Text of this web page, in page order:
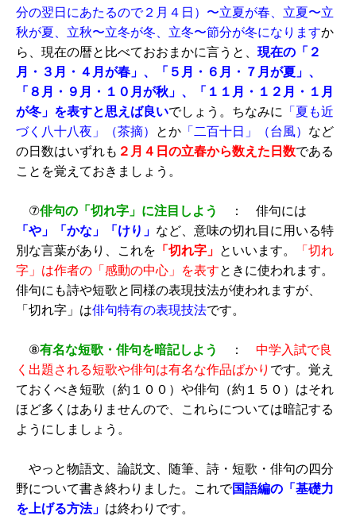
分の翌日にあたるので２月４日）〜立夏が春、立夏〜立
秋が夏、立秋〜立冬が冬、立冬〜節分が冬になりますか
ら、現在の暦と比べておおまかに言うと、 現在の「２
月・３月・４月が春」、「５月・６月・７月が夏」、
「８月・９月・１０月が秋」、「１１月・１２月・１月
が冬」を表すと思えば良いでしょう。ちなみに
「夏も近
づく八十八夜」（茶摘）
とか 「二百十日」（台風） など
の日数はいずれも ２月４日の立春から数えた日数である
ことを覚えておきましょう。
⑦俳句の「切れ字」に注目しよう
： 俳句には
「や」「かな」「けり」 など、意味の切れ目に用いる特
別な言葉があり、これを 「切れ字」 といいます。
「切れ
字」は作者の「感動の中心」を表すときに使われます。
俳句にも詩や短歌と同様の表現技法が使われますが、
「切れ字」は俳句特有の表現技法です。
⑧有名な短歌・俳句を暗記しよう ： 中学入試で良
く出題される短歌や俳句は有名な作品ばかり です。覚え
ておくべき短歌（約１００）や俳句（約１５０）はそれ
ほど多くはありませんので、これらについては暗記する
ようにしましょう。
やっと物語文、論説文、随筆、詩・短歌・俳句の四分
野について書き終わりました。これで国語編の「基礎力
を上げる方法」 は終わりです。